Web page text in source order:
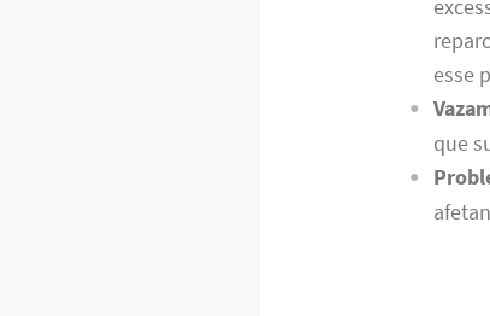
esse
que